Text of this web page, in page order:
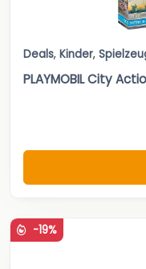
Deals, Kinder,
PLAYMOBIL City
-19%